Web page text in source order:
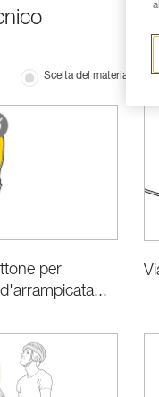
Scelta del materiale
per